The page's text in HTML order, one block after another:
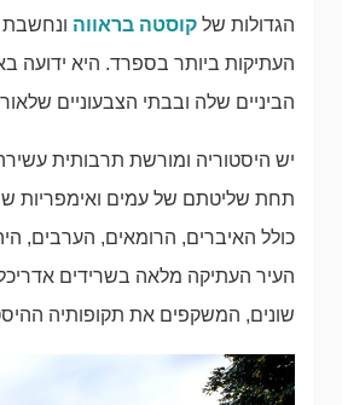
הגדולות של קוסטה בראווה
העתיקות ביותר בספרד. היא ידועה
הביניים שלה ובבתי הצבעוניים
יש היסטוריה ומורשת תרבותית
תחת שליטתם של עמים ואימפריות
כולל האיברים, הרומאים, הערבים,
העיר העתיקה מלאה בשרידים
שונים, המשקפים את תקופותיה